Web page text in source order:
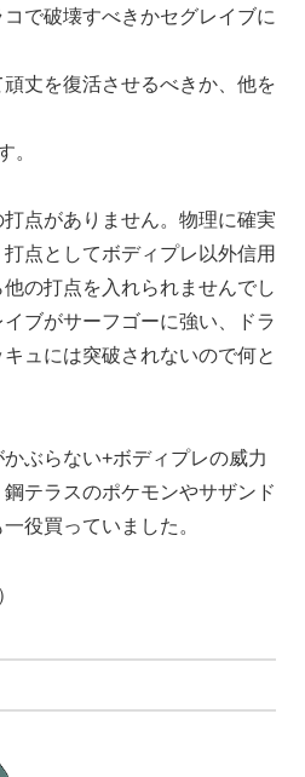
で破壊すべきかセグレイブに
丈を復活させるべきか、他を
。
点がありません。物理に確実
点としてボディプレ以外信用
の打点を入れられませんでし
ブがサーフゴーに強い、ドラ
ュには突破されないので何と
ぶらない+ボディプレの威力
テラスのポケモンやサザンド
役買っていました。